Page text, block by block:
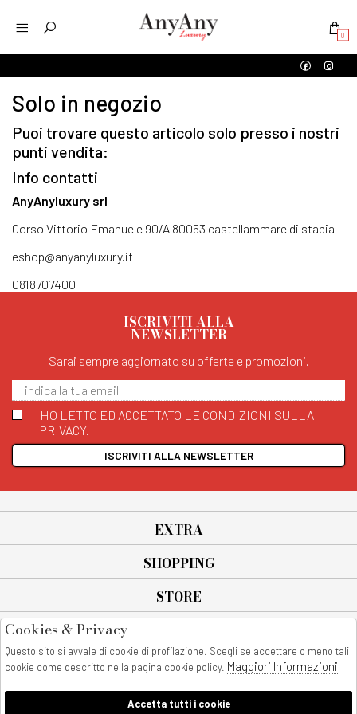
0
Solo in negozio
Puoi trovare questo articolo solo presso i nostri
punti vendita:
Info contatti
AnyAnyluxury srl
Corso Vittorio Emanuele 90/A 80053 castellammare di stabia
eshop@anyanyluxury.it
0818707400
ISCRIVITI ALLA
NEWSLETTER
Sarai sempre aggiornato su offerte e promozioni.
HO LETTO ED ACCETTATO LE CONDIZIONI SULLA
PRIVACY.
ISCRIVITI ALLA NEWSLETTER
EXTRA
SHOPPING
STORE
All rights reserved - © Copyright 2026
AnyAnyluxury srl - Sede Legale: Corso Vittorio Emanuele 90/A - 80053
castellammare di stabia - Italia
Cookies & Privacy
Questo sito si avvale di cookie di profilazione. Scegli se accettare o meno tali
cookie come descritto nella pagina cookie policy. Maggiori Informazioni
Accetta tutti i cookie